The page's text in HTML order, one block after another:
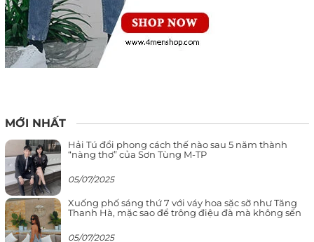
MỚI NHẤT
Hải Tú đổi phong cách thế nào sau 5 năm thành
“nàng thơ” của Sơn Tùng M-TP
05/07/2025
Xuống phố sáng thứ 7 với váy hoa sặc sỡ như Tăng
Thanh Hà, mặc sao để trông điệu đà mà không sến
05/07/2025